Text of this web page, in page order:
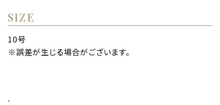
SIZE
10号
※誤差が生じる場合がございます。
.